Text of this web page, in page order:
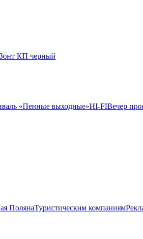
КП черный
«Пенные выходные»HI-FIВечер
ПолянаТуристическим компаниям